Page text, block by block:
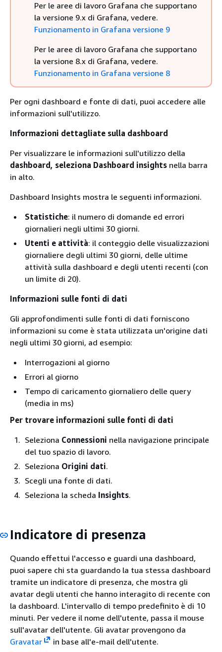
Per le aree di lavoro Grafana che supportano
la versione 9.x di Grafana, vedere.
Funzionamento in Grafana versione 9
Per le aree di lavoro Grafana che supportano
la versione 8.x di Grafana, vedere.
Funzionamento in Grafana versione 8
Per ogni dashboard e fonte di dati, puoi accedere alle
informazioni sull'utilizzo.
Informazioni dettagliate sulla dashboard
Per visualizzare le informazioni sull'utilizzo della
dashboard, seleziona Dashboard insights nella barra
in alto.
Dashboard Insights mostra le seguenti informazioni.
Statistiche: il numero di domande ed errori
giornalieri negli ultimi 30 giorni.
Utenti e attività: il conteggio delle visualizzazioni
giornaliere degli ultimi 30 giorni, delle ultime
attività sulla dashboard e degli utenti recenti (con
un limite di 20).
Informazioni sulle fonti di dati
Gli approfondimenti sulle fonti di dati forniscono
informazioni su come è stata utilizzata un'origine dati
negli ultimi 30 giorni, ad esempio:
Interrogazioni al giorno
Errori al giorno
Tempo di caricamento giornaliero delle query
(media in ms)
Per trovare informazioni sulle fonti di dati
Seleziona Connessioni nella navigazione principale
del tuo spazio di lavoro.
Seleziona Origini dati.
Scegli una fonte di dati.
Seleziona la scheda Insights.
Indicatore di presenza
Quando effettui l'accesso e guardi una dashboard,
puoi sapere chi sta guardando la tua stessa dashboard
tramite un indicatore di presenza, che mostra gli
avatar degli utenti che hanno interagito di recente con
la dashboard. L'intervallo di tempo predefinito è di 10
minuti. Per vedere il nome dell'utente, passa il mouse
sull'avatar dell'utente. Gli avatar provengono da
Gravatar
in base all'e-mail dell'utente.